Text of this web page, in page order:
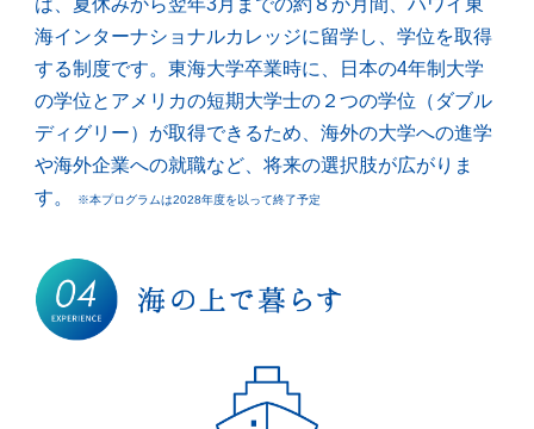
は、夏休みから翌年3月までの約８か月間、ハワイ東
海インターナショナルカレッジに留学し、学位を取得
する制度です。東海大学卒業時に、日本の4年制大学
の学位とアメリカの短期大学士の２つの学位（ダブル
ディグリー）が取得できるため、海外の大学への進学
や海外企業への就職など、将来の選択肢が広がりま
す。
※本プログラムは2028年度を以って終了予定